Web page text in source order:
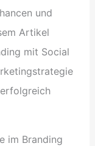
und
Artikel
mit Social
im Branding